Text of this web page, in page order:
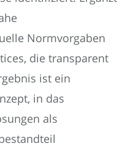
Normvorgaben
die transparent
ist ein
in das
als